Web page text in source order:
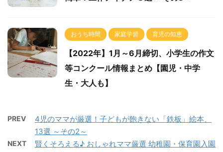
おうち時間 家庭学習 育児の知恵
【2022年】1月～6月締切、小学生の作文
等コンクール情報まとめ【園児・中学
生・大人も】
PREV
4児のママが厳選！子どもが飽きない「鉄板」絵本、
13選 ～その2～
NEXT
賢くそろえる♪ おしゃれママ厳選 幼稚園・保育園入園